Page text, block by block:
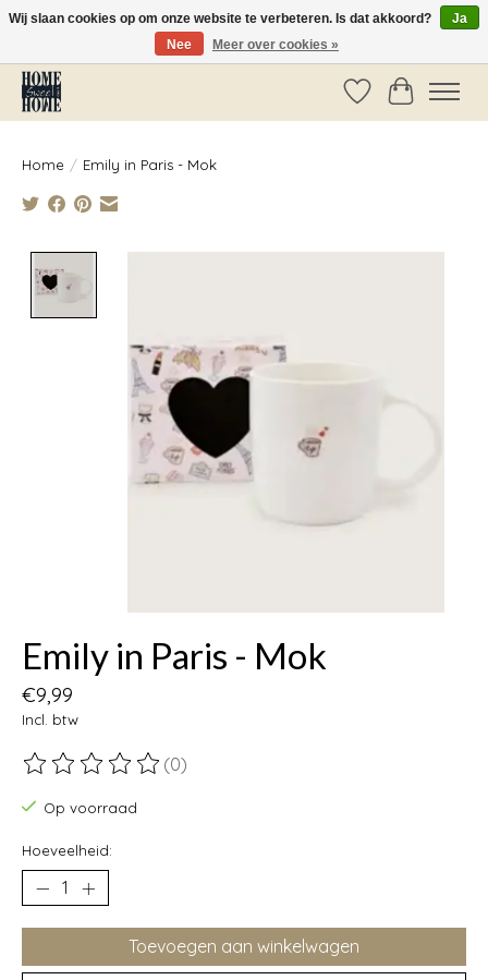
Vóór 14:00 besteld, dezelfde dag verzonden!
Verlanglijst
Home / Emily in Paris - Mok
Emily in Paris - Mok
€9,99
Incl. btw
De beoordeling van dit product is
(0)
Op voorraad
Hoeveelheid:
Toevoegen aan winkelwagen
Wij slaan cookies op om onze website te verbeteren. Is dat akkoord?
Ja
Nee
Meer over cookies »